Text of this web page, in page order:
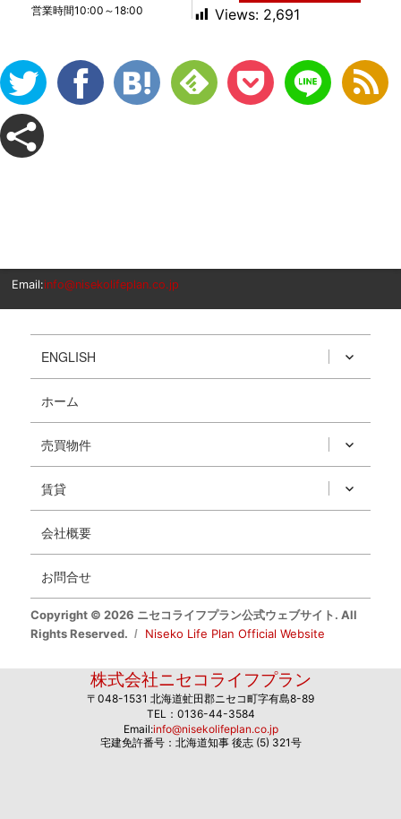
営業時間10:00～18:00 Views: 2,691
Email:info@nisekolifeplan.co.jp
ENGLISH
ホーム
売買物件
賃貸
会社概要
お問合せ
Copyright © 2026 ニセコライフプラン公式ウェブサイト. All
Rights Reserved.
Niseko Life Plan Official Website
株式会社ニセコライフプラン
〒048-1531 北海道虻田郡ニセコ町字有島8-89
TEL：0136-44-3584
Email:info@nisekolifeplan.co.jp
宅建免許番号：北海道知事 後志 (5) 321号